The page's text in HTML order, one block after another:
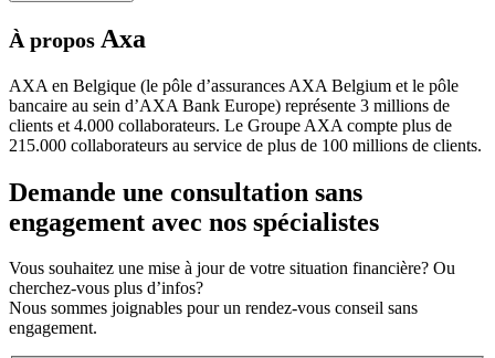
À propos Axa
AXA en Belgique (le pôle d’assurances AXA Belgium et le pôle
bancaire au sein d’AXA Bank Europe) représente 3 millions de
clients et 4.000 collaborateurs. ​Le Groupe AXA compte plus de
215.000 collaborateurs au service de plus de 100 millions de clients.
Demande une consultation sans
engagement avec nos spécialistes
Vous souhaitez une mise à jour de votre situation financière? Ou
cherchez-vous plus d’infos?
Nous sommes joignables pour un rendez-vous conseil sans
engagement.